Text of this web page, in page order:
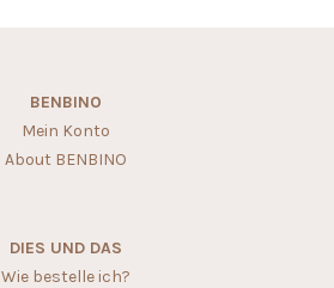
BENBINO
Mein Konto
About BENBINO
DIES UND DAS
Wie bestelle ich?